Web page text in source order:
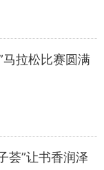
拉松比赛圆满
荟”让书香润泽